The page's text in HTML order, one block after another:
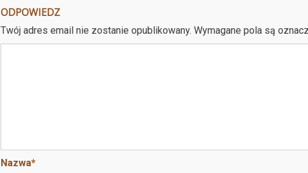
ODPOWIEDZ
Twój adres email nie zostanie opublikowany. Wymagane pola są
Nazwa*